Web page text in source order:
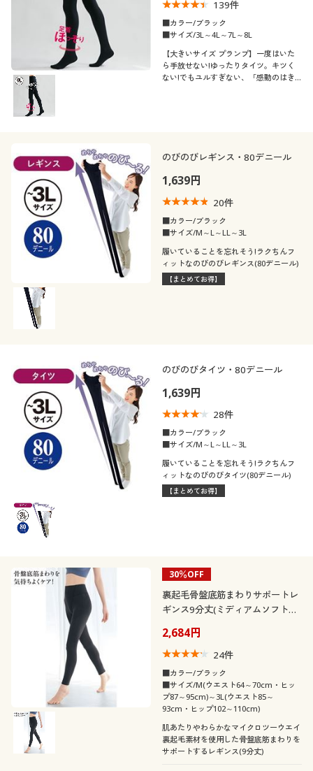
139件
■カラー/ブラック
■サイズ/3L～4L～7L～8L
【大きいサイズ プランプ】一度はいた
ら手放せない!ゆったりタイツ。キツく
ない!でもユルすぎない、「感動のはき
のびのびレギンス・80デニール
1,639円
20件
■カラー/ブラック
■サイズ/M～L～LL～3L
履いていることを忘れそう!ラクちんフ
ィットなのびのびレギンス(80デニール)
【まとめてお得】
のびのびタイツ・80デニール
1,639円
28件
■カラー/ブラック
■サイズ/M～L～LL～3L
履いていることを忘れそう!ラクちんフ
ィットなのびのびタイツ(80デニール)
【まとめてお得】
30％OFF
裏起毛骨盤底筋まわりサポートレ
ギンス9分丈(ミディアムソフトタ
2,684円
24件
■カラー/ブラック
■サイズ/M(ウエスト64～70cm・ヒッ
プ87～95cm)～3L(ウエスト85～
93cm・ヒップ102～110cm)
肌あたりやわらかなマイクロツーウエイ
裏起毛素材を使用した骨盤底筋まわりを
サポートするレギンス(9分丈)